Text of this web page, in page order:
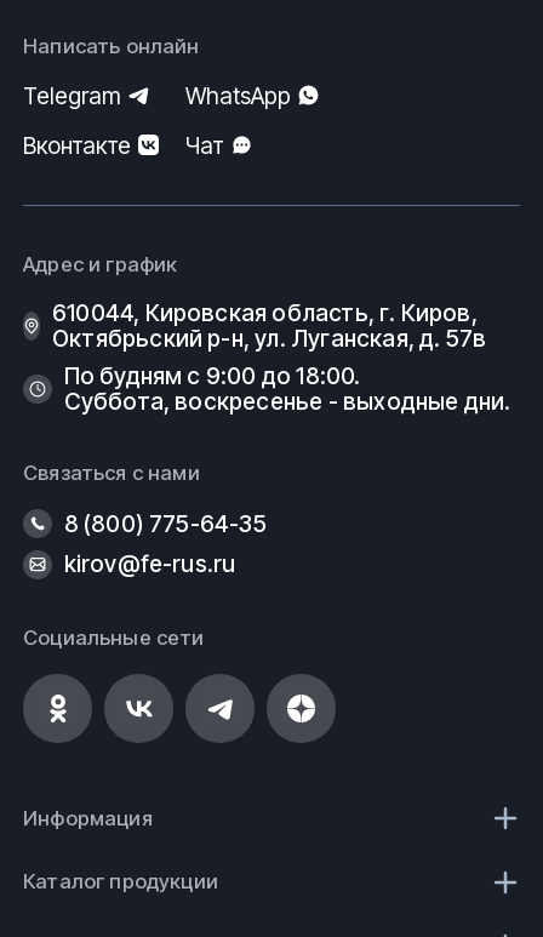
Написать онлайн
Telegram
WhatsApp
Вконтакте
Чат
Адрес и график
610044, Кировская область, г. Киров, ​
Октябрьский р-н, ​ул. Луганская, д. 57в
По будням с 9:00 до 18:00.
Суббота, воскресенье - выходные дни.
Связаться с нами
8 (800) 775-64-35
kirov@fe-rus.ru
Социальные сети
Информация
Каталог продукции